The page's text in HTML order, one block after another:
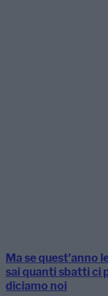
Ma se quest’anno
sai quanti sbatti ci
diciamo noi